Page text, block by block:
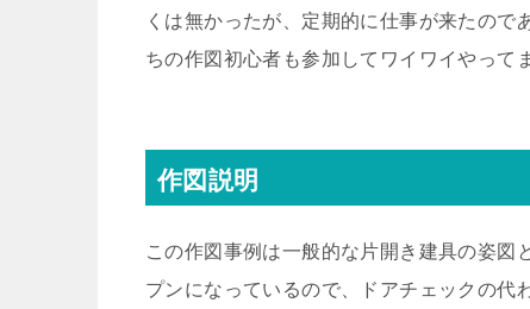
くは無かったが、定期的に仕事が来たので
ちの作図初心者も参加してワイワイやって
作図説明
この作図事例は一般的な片開き建具の姿図
プンになっているので、ドアチェックの代